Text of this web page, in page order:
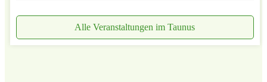
Alle Veranstaltungen im Taunus